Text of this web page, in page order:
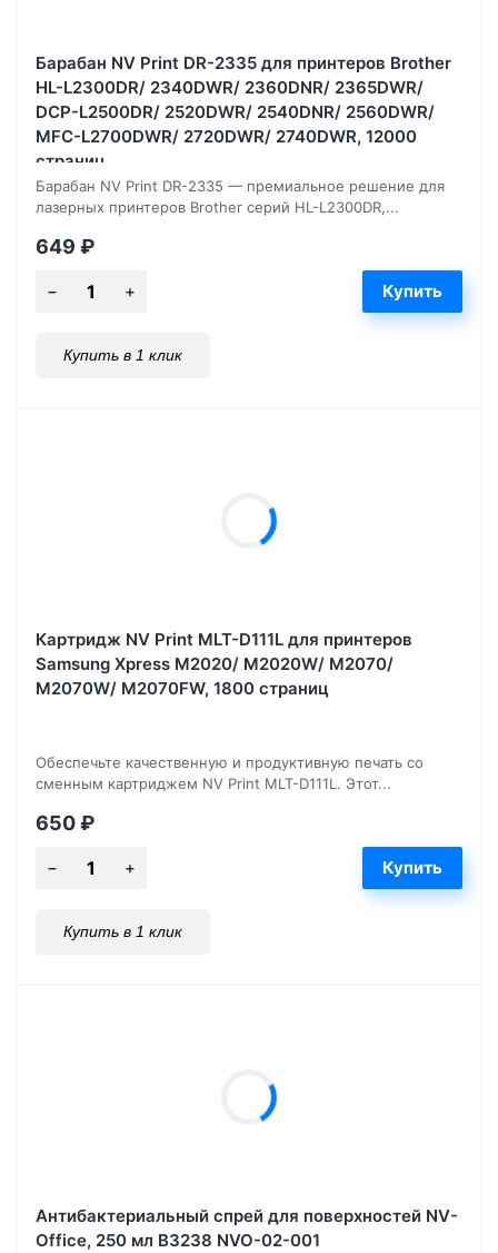
Барабан NV Print DR-2335 для принтеров Brother
HL-L2300DR/ 2340DWR/ 2360DNR/ 2365DWR/
DCP-L2500DR/ 2520DWR/ 2540DNR/ 2560DWR/
MFC-L2700DWR/ 2720DWR/ 2740DWR, 12000
страниц
Барабан NV Print DR-2335 — премиальное решение для
лазерных принтеров Brother серий HL-L2300DR,...
649 ₽
Купить в 1 клик
Картридж NV Print MLT-D111L для принтеров
Samsung Xpress M2020/ M2020W/ M2070/
M2070W/ M2070FW, 1800 страниц
Обеспечьте качественную и продуктивную печать со
сменным картриджем NV Print MLT-D111L. Этот...
650₽
Купить в 1 клик
Антибактериальный спрей для поверхностей NV-
Office, 250 мл B3238 NVO-02-001